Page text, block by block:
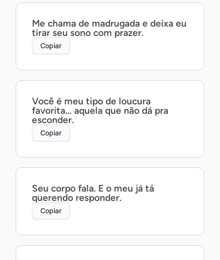
Me chama de madrugada e deixa eu
tirar seu sono com prazer.
Copiar
Você é meu tipo de loucura
favorita… aquela que não dá pra
esconder.
Copiar
Seu corpo fala. E o meu já tá
querendo responder.
Copiar